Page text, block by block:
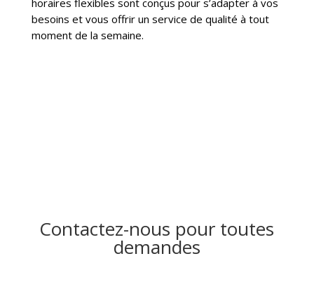
besoins et vous offrir un service de qualité à tout
moment de la semaine.
Contactez-nous pour toutes
demandes